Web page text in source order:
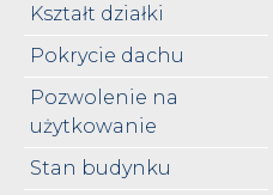
Kształt działki
Pokrycie dachu
Pozwolenie na
użytkowanie
Stan budynku